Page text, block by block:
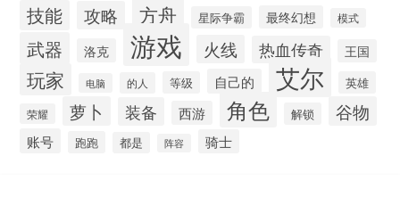
技能 攻略 方舟 星际争霸 最终幻想 模式
武器 洛克 游戏 火线 热血传奇 王国
玩家 电脑 的人 等级 自己的 艾尔 英雄
荣耀 萝卜 装备 西游 角色 解锁 谷物
账号 跑跑 都是 阵容 骑士